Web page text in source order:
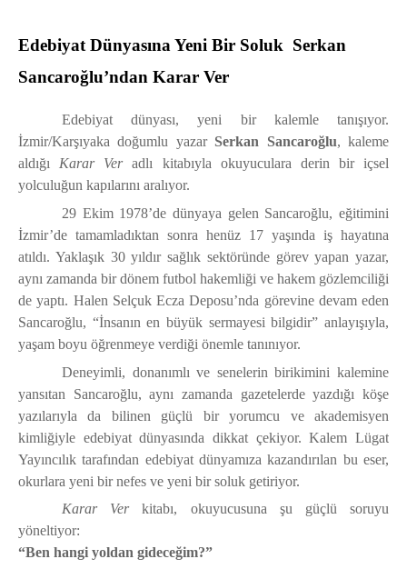
Edebiyat Dünyasına Yeni Bir Soluk Serkan
Sancaroğlu’ndan Karar Ver
Edebiyat dünyası, yeni bir kalemle tanışıyor.
İzmir/Karşıyaka doğumlu yazar Serkan Sancaroğlu, kaleme
aldığı Karar Veradlı kitabıyla okuyuculara derin bir içsel
yolculuğun kapılarını aralıyor.
29 Ekim 1978’de dünyaya gelen Sancaroğlu, eğitimini
İzmir’de tamamladıktan sonra henüz 17 yaşında iş hayatına
atıldı. Yaklaşık 30 yıldır sağlık sektöründe görev yapan yazar,
aynı zamanda bir dönem futbol hakemliği ve hakem gözlemciliği
de yaptı. Halen Selçuk Ecza Deposu’nda görevine devam eden
Sancaroğlu, “İnsanın en büyük sermayesi bilgidir” anlayışıyla,
yaşam boyu öğrenmeye verdiği önemle tanınıyor.
Deneyimli, donanımlı ve senelerin birikimini kalemine
yansıtan Sancaroğlu, aynı zamanda gazetelerde yazdığı köşe
yazılarıyla da bilinen güçlü bir yorumcu ve akademisyen
kimliğiyle edebiyat dünyasında dikkat çekiyor. Kalem Lügat
Yayıncılık tarafından edebiyat dünyamıza kazandırılan bu eser,
okurlara yeni bir nefes ve yeni bir soluk getiriyor.
Karar Verkitabı, okuyucusuna şu güçlü soruyu
yöneltiyor:
“Ben hangi yoldan gideceğim?”